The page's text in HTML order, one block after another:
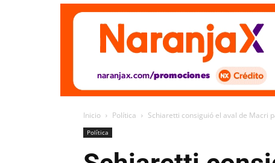
Inicio Política Schiaretti consiguió el aval de Macri
Política